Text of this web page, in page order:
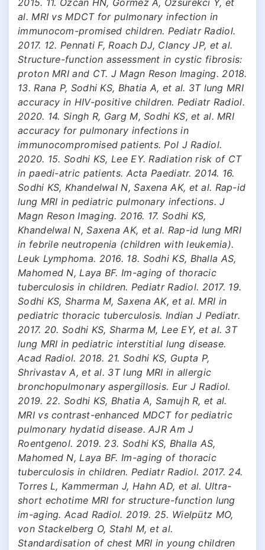
al. MRI vs MDCT for pulmonary infection in
immunocom-promised children. Pediatr Radiol.
2017. 12. Pennati F, Roach DJ, Clancy JP, et al.
Structure-function assessment in cystic fibrosis:
proton MRI and CT. J Magn Reson Imaging. 2018.
13. Rana P, Sodhi KS, Bhatia A, et al. 3T lung MRI
accuracy in HIV-positive children. Pediatr Radiol.
2020. 14. Singh R, Garg M, Sodhi KS, et al. MRI
accuracy for pulmonary infections in
immunocompromised patients. Pol J Radiol.
2020. 15. Sodhi KS, Lee EY. Radiation risk of CT
in paedi-atric patients. Acta Paediatr. 2014. 16.
Sodhi KS, Khandelwal N, Saxena AK, et al. Rap-id
lung MRI in pediatric pulmonary infections. J
Magn Reson Imaging. 2016. 17. Sodhi KS,
Khandelwal N, Saxena AK, et al. Rap-id lung MRI
in febrile neutropenia (children with leukemia).
Leuk Lymphoma. 2016. 18. Sodhi KS, Bhalla AS,
Mahomed N, Laya BF. Im-aging of thoracic
tuberculosis in children. Pediatr Radiol. 2017. 19.
Sodhi KS, Sharma M, Saxena AK, et al. MRI in
pediatric thoracic tuberculosis. Indian J Pediatr.
2017. 20. Sodhi KS, Sharma M, Lee EY, et al. 3T
lung MRI in pediatric interstitial lung disease.
Acad Radiol. 2018. 21. Sodhi KS, Gupta P,
Shrivastav A, et al. 3T lung MRI in allergic
bronchopulmonary aspergillosis. Eur J Radiol.
2019. 22. Sodhi KS, Bhatia A, Samujh R, et al.
MRI vs contrast-enhanced MDCT for pediatric
pulmonary hydatid disease. AJR Am J
Roentgenol. 2019. 23. Sodhi KS, Bhalla AS,
Mahomed N, Laya BF. Im-aging of thoracic
tuberculosis in children. Pediatr Radiol. 2017. 24.
Torres L, Kammerman J, Hahn AD, et al. Ultra-
short echotime MRI for structure-function lung
im-aging. Acad Radiol. 2019. 25. Wielpütz MO,
von Stackelberg O, Stahl M, et al.
Standardisation of chest MRI in young children